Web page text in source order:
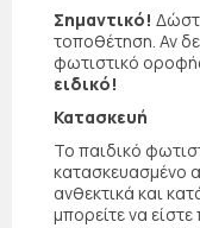
Σημαντικό!
τοποθέτηση. Αν
φωτιστικό
ειδικό!
Κατασκευή
Το παιδικό
κατασκευασμένο
ανθεκτικά και
μπορείτε να